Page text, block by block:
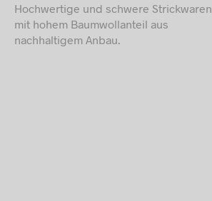
Hochwertige und schwere Strickwaren
mit hohem Baumwollanteil aus
nachhaltigem Anbau.